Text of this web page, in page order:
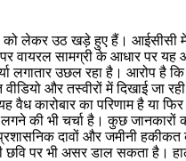
को लेकर उठ खड़े हुए हैं।
वायरल सामग्री के आधार पर
उछल रहा है। आरोप है
और तस्वीरों में दिखाई जा
का परिणाम है या फिर
की भी चर्चा है। कुछ
दावों और जमीनी
पर भी असर डाल सकता है।